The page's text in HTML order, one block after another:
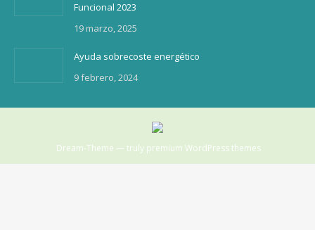
Funcional 2023
19 marzo, 2025
Ayuda sobrecoste energético
9 febrero, 2024
Dream-Theme — truly premium WordPress themes